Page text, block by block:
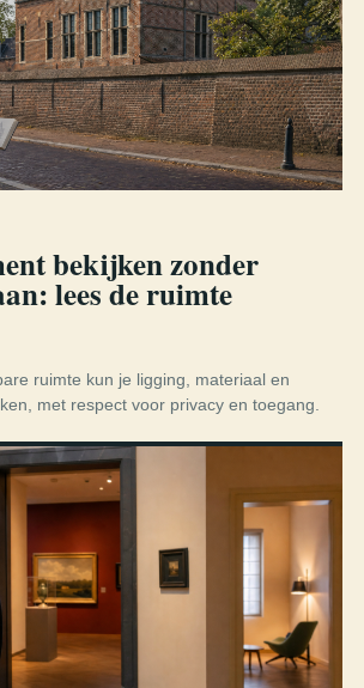
bekijken zonder
lees de ruimte
ruimte kun je ligging, materiaal en
met respect voor privacy en toegang.